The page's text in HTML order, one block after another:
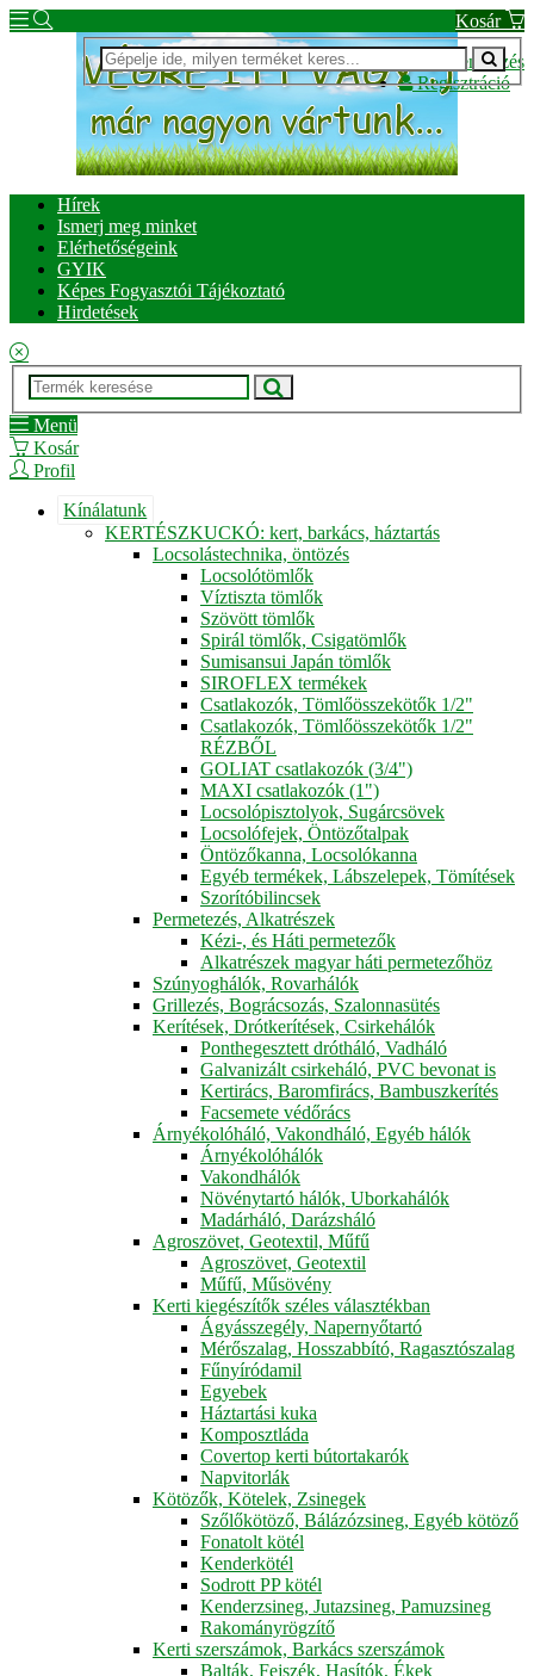
Kosár
Bejelentkezés
Regisztráció
Hírek
Ismerj meg minket
Elérhetőségeink
GYIK
Képes Fogyasztói Tájékoztató
Hirdetések
Menü
Kosár
Profil
Kínálatunk
KERTÉSZKUCKÓ: kert, barkács, háztartás
Locsolástechnika, öntözés
Locsolótömlők
Víztiszta tömlők
Szövött tömlők
Spirál tömlők, Csigatömlők
Sumisansui Japán tömlők
SIROFLEX termékek
Csatlakozók, Tömlőösszekötők 1/2"
Csatlakozók, Tömlőösszekötők 1/2"
RÉZBŐL
GOLIAT csatlakozók (3/4")
MAXI csatlakozók (1")
Locsolópisztolyok, Sugárcsövek
Locsolófejek, Öntözőtalpak
Öntözőkanna, Locsolókanna
Egyéb termékek, Lábszelepek, Tömítések
Szorítóbilincsek
Permetezés, Alkatrészek
Kézi-, és Háti permetezők
Alkatrészek magyar háti permetezőhöz
Szúnyoghálók, Rovarhálók
Grillezés, Bográcsozás, Szalonnasütés
Kerítések, Drótkerítések, Csirkehálók
Ponthegesztett drótháló, Vadháló
Galvanizált csirkeháló, PVC bevonat is
Kertirács, Baromfirács, Bambuszkerítés
Facsemete védőrács
Árnyékolóháló, Vakondháló, Egyéb hálók
Árnyékolóhálók
Vakondhálók
Növénytartó hálók, Uborkahálók
Madárháló, Darázsháló
Agroszövet, Geotextil, Műfű
Agroszövet, Geotextil
Műfű, Műsövény
Kerti kiegészítők széles választékban
Ágyásszegély, Napernyőtartó
Mérőszalag, Hosszabbító, Ragasztószalag
Fűnyíródamil
Egyebek
Háztartási kuka
Komposztláda
Covertop kerti bútortakarók
Napvitorlák
Kötözők, Kötelek, Zsinegek
Szőlőkötöző, Bálázózsineg, Egyéb kötöző
Fonatolt kötél
Kenderkötél
Sodrott PP kötél
Kenderzsineg, Jutazsineg, Pamuzsineg
Rakományrögzítő
Kerti szerszámok, Barkács szerszámok
Balták, Fejszék, Hasítók, Ékek